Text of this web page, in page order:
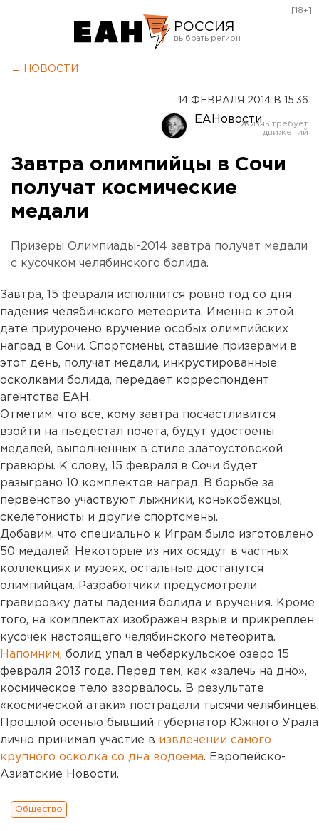
РОССИЯ
Оренбург
[18+]
← НОВОСТИ
14 ФЕВРАЛЯ 2014 В 15:36
ЕАНовости
Завтра олимпийцы в Сочи
получат космические
медали
Призеры Олимпиады-2014 завтра получат медали
с кусочком челябинского болида.
Завтра, 15 февраля исполнится ровно год со дня
падения челябинского метеорита. Именно к этой
дате приурочено вручение особых олимпийских
наград в Сочи. Спортсмены, ставшие призерами в
этот день, получат медали, инкрустированные
осколками болида, передает корреспондент
агентства ЕАН.
Отметим, что все, кому завтра посчастливится
взойти на пьедестал почета, будут удостоены
медалей, выполненных в стиле златоустовской
гравюры. К слову, 15 февраля в Сочи будет
разыграно 10 комплектов наград. В борьбе за
первенство участвуют лыжники, конькобежцы,
скелетонисты и другие спортсмены.
Добавим, что специально к Играм было изготовлено
50 медалей. Некоторые из них осядут в частных
коллекциях и музеях, остальные достанутся
олимпийцам. Разработчики предусмотрели
гравировку даты падения болида и вручения. Кроме
того, на комплектах изображен взрыв и прикреплен
кусочек настоящего челябинского метеорита.
Напомним, болид упал в чебаркульское озеро 15
февраля 2013 года. Перед тем, как «залечь на дно»,
космическое тело взорвалось. В результате
«космической атаки» пострадали тысячи челябинцев.
Прошлой осенью бывший губернатор Южного Урала
лично принимал участие в извлечении самого
крупного осколка со дна водоема. Европейско-
Азиатские Новости.
Общество